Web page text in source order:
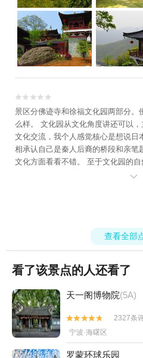


景区分佛迹寺和徐福文化园两部分。
么样。 文化园从文化角度讲还可以
文化交流，我个人感觉核心是想说日
相承认自己是秦人后裔的桥段和亲
文化方面看看不错。 至于文化园的
一个阁楼，一个小池塘，在山水间散
题文化造的一些不痛不痒的小景点
园和佛迹寺各有一石刻，但都模糊

查看全部
看了该景点的人还看了
天一阁博物院(5A)


2327条
宁波·海曙区
罗蒙环球乐园